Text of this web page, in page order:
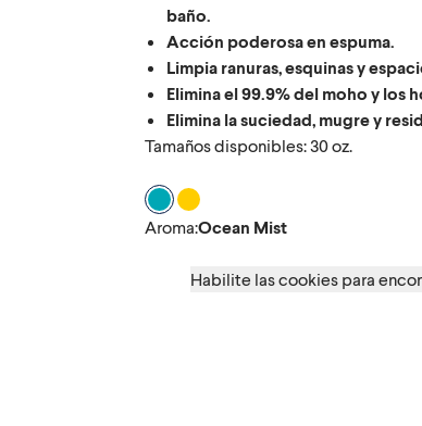
baño.
Acción poderosa en espuma.
Limpia ranuras, esquinas y
Elimina el 99.9% del moho y los
Elimina la suciedad, mugre y
Tamaños disponibles: 30 oz.
Aroma Ocean Mist
Aroma Crisp Lemon
Aroma:Ocean Mist
Habilite las cookies para